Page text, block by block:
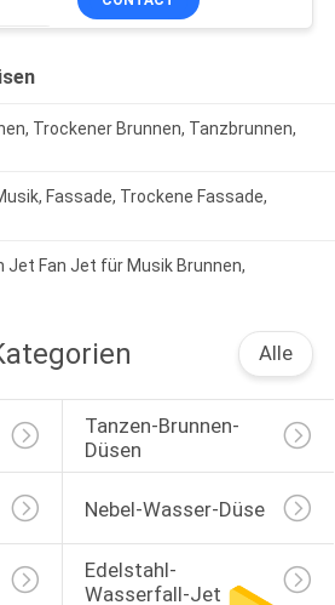
Trockener Brunnen, Tanzbrunnen,
Fassade, Trockene Fassade,
Jet Fan Jet für Musik Brunnen,
Alle
Tanzen-Brunnen-
Düsen
Nebel-Wasser-Düse
Edelstahl-
Wasserfall-Jet